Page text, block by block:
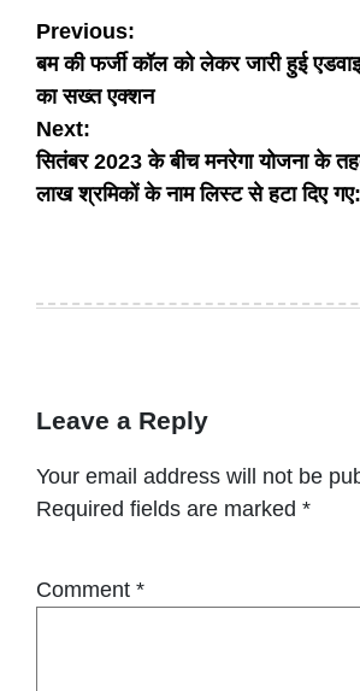
Post
navigation
Previous:
बम की फर्जी कॉल को लेकर जारी हुई
का सख्त एक्शन
Next:
सितंबर 2023 के बीच मनरेगा योजना के
लाख श्रमिकों के नाम लिस्ट से हटा दिए
Leave a Reply
Your email address will not be
Required fields are marked *
Comment *